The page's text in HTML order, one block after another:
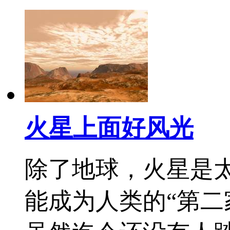
火星上面好风光
除了地球，火星是
能成为人类的“第